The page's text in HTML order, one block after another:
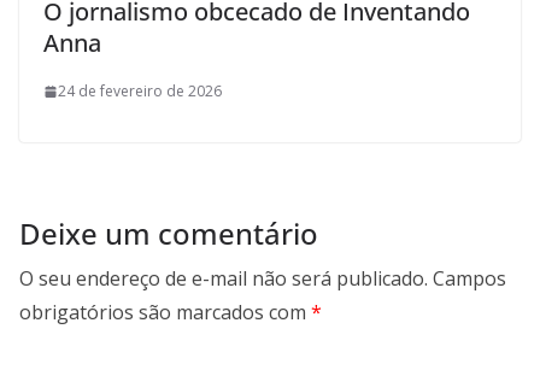
O jornalismo obcecado de Inventando
Anna
24 de fevereiro de 2026
Deixe um comentário
O seu endereço de e-mail não será publicado. Campos
obrigatórios são marcados com *